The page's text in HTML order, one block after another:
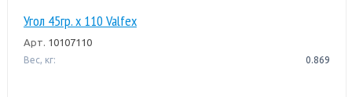
Угол 45гр. х 110 Valfex
Арт. 10107110
Вес, кг: 0.869